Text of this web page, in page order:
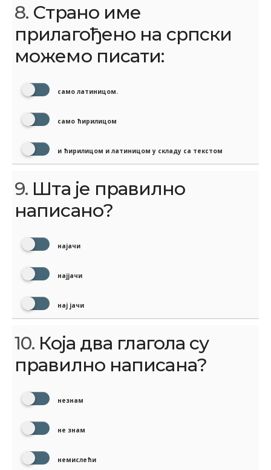
8. Страно име
прилагођено на српски
можемо писати:
само латиницом.
само ћирилицом
и ћирилицом и латиницом у складу са текстом
9. Шта је правилно
написано?
најачи
најјачи
нај јачи
10. Која два глагола су
правилно написана?
незнам
не знам
немислећи